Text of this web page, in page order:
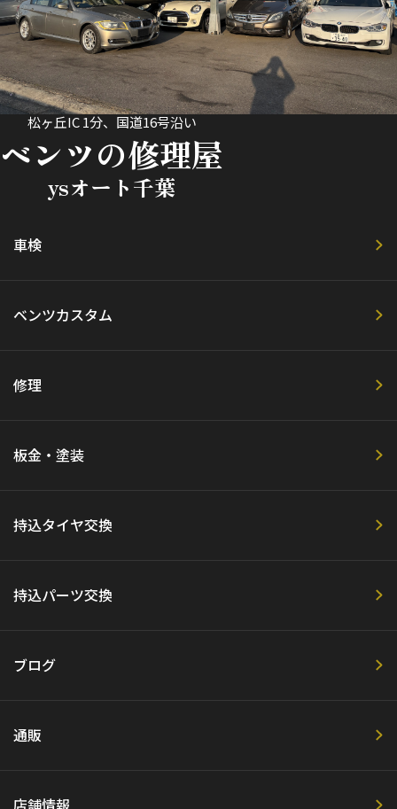
松ヶ丘IC 1分、国道16号沿い
ベンツの修理屋
ysオート千葉
車検
ベンツカスタム
修理
板金・塗装
持込タイヤ交換
持込パーツ交換
ブログ
通販